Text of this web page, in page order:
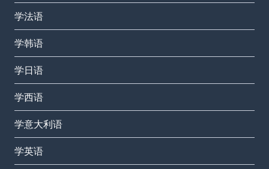
学法语
学韩语
学日语
学西语
学意大利语
学英语